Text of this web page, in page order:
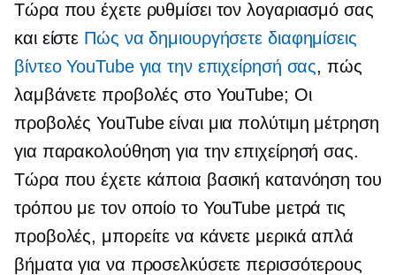
Τώρα που έχετε ρυθμίσει τον λογαριασμό σας
και είστε Πώς να δημιουργήσετε διαφημίσεις
βίντεο YouTube για την επιχείρησή σας, πώς
λαμβάνετε προβολές στο YouTube; Οι
προβολές YouTube είναι μια πολύτιμη μέτρηση
για παρακολούθηση για την επιχείρησή σας.
Τώρα που έχετε κάποια βασική κατανόηση του
τρόπου με τον οποίο το YouTube μετρά τις
προβολές, μπορείτε να κάνετε μερικά απλά
βήματα για να προσελκύσετε περισσότερους